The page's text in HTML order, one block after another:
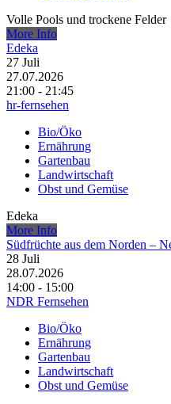
Volle Pools und trockene Felder
More Info
Edeka
27 Juli
27.07.2026
21:00 - 21:45
hr-fernsehen
Bio/Öko
Ernährung
Gartenbau
Landwirtschaft
Obst und Gemüse
Edeka
More Info
Südfrüchte aus dem Norden –
28 Juli
28.07.2026
14:00 - 15:00
NDR Fernsehen
Bio/Öko
Ernährung
Gartenbau
Landwirtschaft
Obst und Gemüse